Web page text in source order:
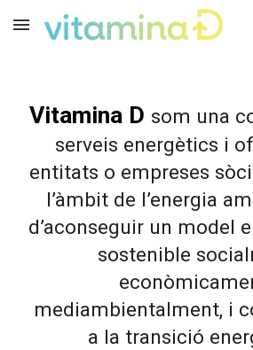
Skip to main content
Vitamina D som una
serveis energètics i
entitats o empreses
l’àmbit de l’energia
d’aconseguir un model
sostenible
mediambientalment, i
a la transició